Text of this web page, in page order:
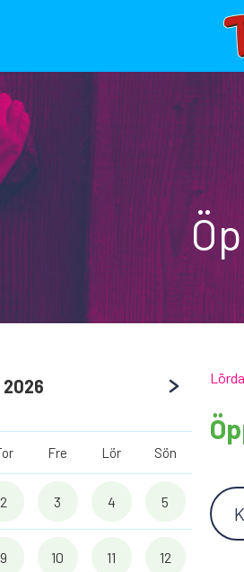
2026
Fre Lör Sön
2 3 4 5
9 10 11 12